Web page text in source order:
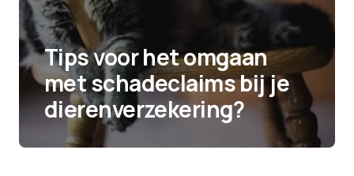
Tips voor het omgaan
met schadeclaims bij je
dierenverzekering?